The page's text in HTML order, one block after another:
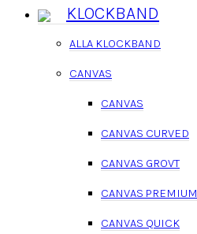
KLOCKBAND
ALLA KLOCKBAND
CANVAS
CANVAS
CANVAS CURVED
CANVAS GROVT
CANVAS PREMIUM
CANVAS QUICK